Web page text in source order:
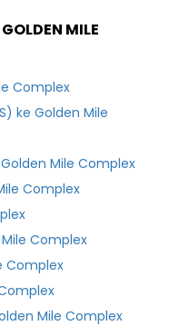
MILE
Complex
ke Golden Mile
Mile Complex
Complex
Complex
Complex
Mile Complex